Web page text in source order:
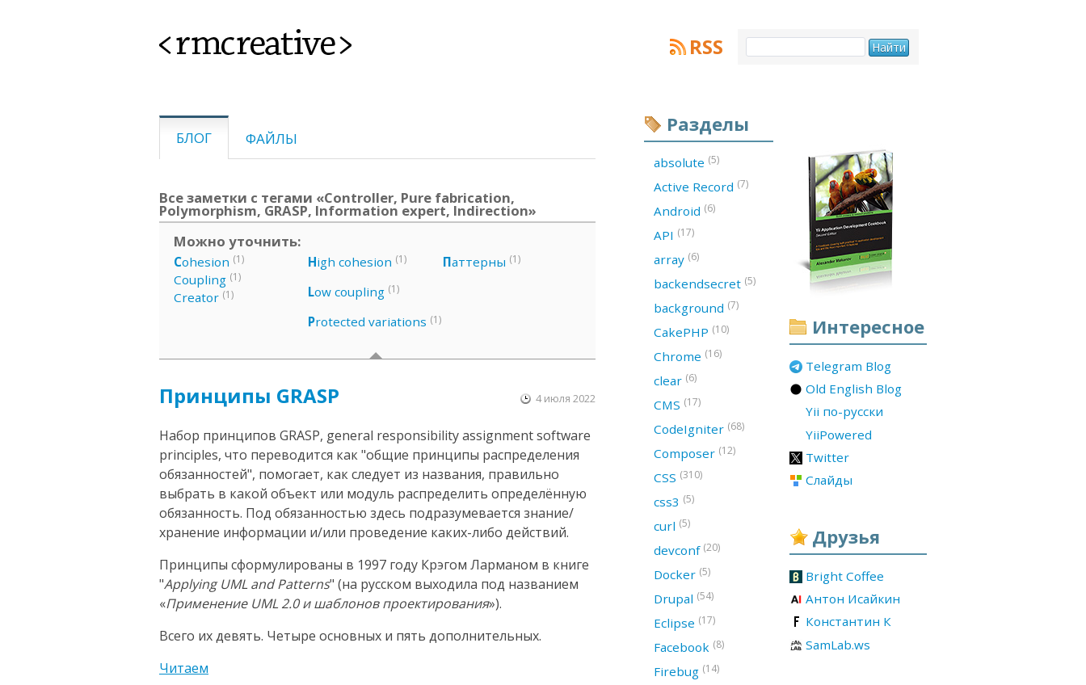
<rmcreative> RSS
БЛОГ ФАЙЛЫ
Все заметки с тегами «Controller, Pure fabrication,
Polymorphism, GRASP, Information expert, Indirection»
Можно уточнить:
Cohesion (1)
Coupling (1)
Creator (1)
High cohesion (1)
Low coupling (1)
Protected variations (1)
Паттерны (1)
Принципы GRASP 4 июля 2022
Набор принципов GRASP, general responsibility assignment software
principles, что переводится как "общие принципы распределения
обязанностей", помогает, как следует из названия, правильно
выбрать в какой объект или модуль распределить определённую
обязанность. Под обязанностью здесь подразумевается знание/
хранение информации и/или проведение каких-либо действий.
Принципы сформулированы в 1997 году Крэгом Ларманом в книге
"Applying UML and Patterns" (на русском выходила под названием
«Применение UML 2.0 и шаблонов проектирования»).
Всего их девять. Четыре основных и пять дополнительных.
Читаем
Интересное
Telegram Blog
Old English Blog
Yii по-русски
YiiPowered
Twitter
Слайды
Друзья
Bright Coffee
Антон Исайкин
Константин К
SamLab.ws
Разделы
absolute (5)
Active Record (7)
Android (6)
API (17)
array (6)
backendsecret (5)
background (7)
CakePHP (10)
Chrome (16)
clear (6)
CMS (17)
CodeIgniter (68)
Composer (12)
CSS (310)
css3 (5)
curl (5)
devconf (20)
Docker (5)
Drupal (54)
Eclipse (17)
Facebook (8)
Firebug (14)